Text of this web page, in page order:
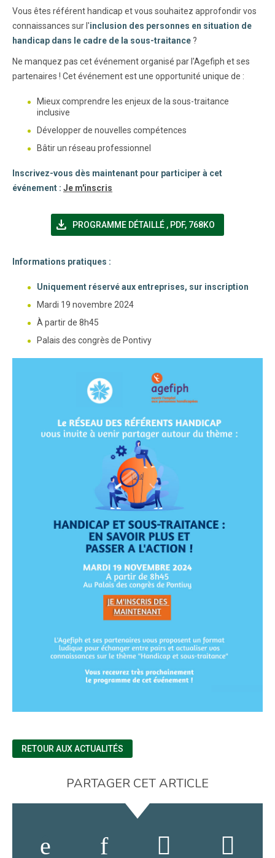
Vous êtes référent handicap et vous souhaitez approfondir vos
connaissances sur l'inclusion des personnes en situation de
handicap dans le cadre de la sous-traitance ?
Ne manquez pas cet événement organisé par l'Agefiph et ses
partenaires ! Cet événement est une opportunité unique de :
Mieux comprendre les enjeux de la sous-traitance
inclusive
Développer de nouvelles compétences
Bâtir un réseau professionnel
Inscrivez-vous dès maintenant pour participer à cet
événement : Je m'inscris
file_download PROGRAMME DÉTAILLÉ (NOUVELLE FENÊTRE)
, PDF, 768KO
Informations pratiques :
Uniquement réservé aux entreprises, sur inscription
Mardi 19 novembre 2024
À partir de 8h45
Palais des congrès de Pontivy
RETOUR AUX ACTUALITÉS
PARTAGER CET ARTICLE